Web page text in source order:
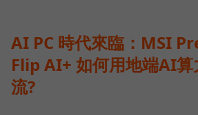
AI PC 時代來臨：MSI
Flip AI+ 如何用地端AI算
流?